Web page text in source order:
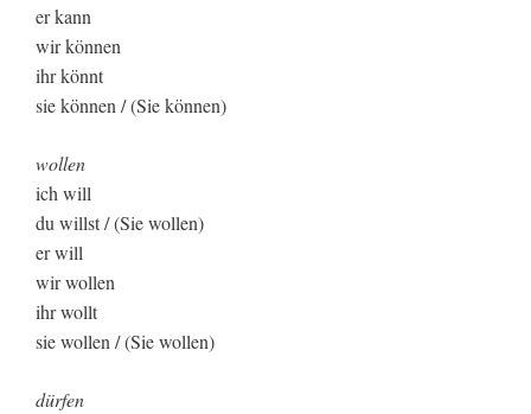
er kann
wir können
ihr könnt
sie können / (Sie können)
wollen
ich will
du willst / (Sie wollen)
er will
wir wollen
ihr wollt
sie wollen / (Sie wollen)
dürfen